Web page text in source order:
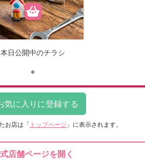
本日公開中のチラシ
お店は 「 トップページ 」に表示されます。
店舗ページを開く